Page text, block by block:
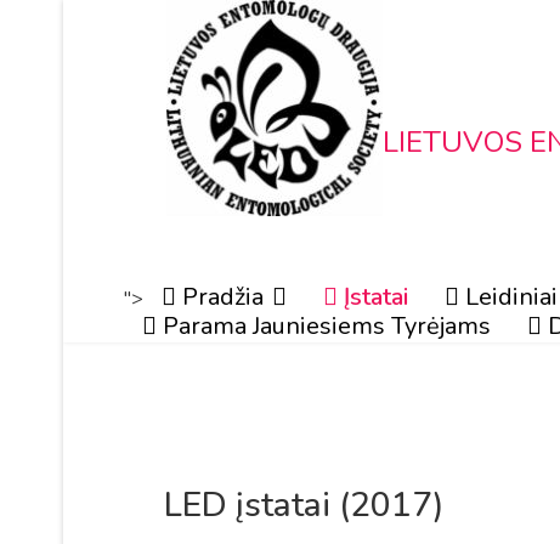
LIETUVOS
"> Pradžia Įstatai Leidiniai
Parama Jauniesiems Tyrėjams
LED įstatai (2017)